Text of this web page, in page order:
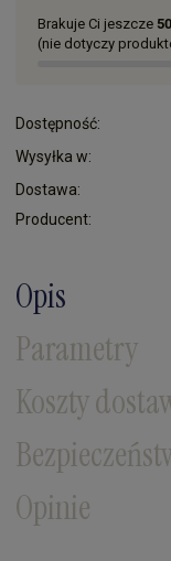
Brakuje Ci jeszcze
(nie dotyczy
Dostępność:
Wysyłka w:
Dostawa:
Producent:
Opis
Parametry
Koszty
Opinie